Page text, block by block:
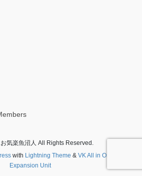
気楽魚沼人 All Rights Reserved.
with Lightning Theme & VK All in One
Expansion Unit